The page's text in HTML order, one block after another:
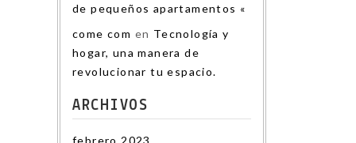
de pequeños apartamentos «
come com en Tecnología y
hogar, una manera de
revolucionar tu espacio.
ARCHIVOS
febrero 2023